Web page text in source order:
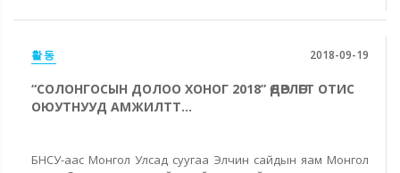
활동 2018-09-19
“СОЛОНГОСЫН ДОЛОО ХОНОГ 2018” ӨДӨРЛӨГТ ОТИС
ОЮУТНУУД АМЖИЛТТ...
БНСУ-аас Монгол Улсад суугаа Элчин сайдын яам Монгол